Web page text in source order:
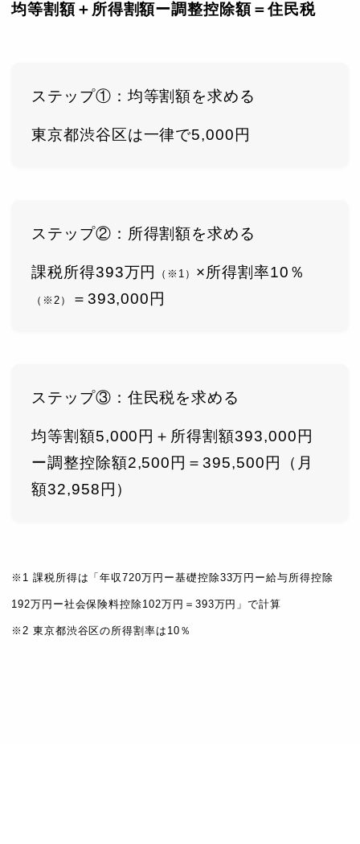
均等割額＋所得割額ー調整控除額＝住民税
ステップ①：均等割額を求める
東京都渋谷区は一律で5,000円
ステップ②：所得割額を求める
課税所得393万円 （※1） ×所得割率10％
（※2） ＝393,000円
ステップ③：住民税を求める
均等割額5,000円＋所得割額393,000円
ー調整控除額2,500円＝395,500円（月
額32,958円）
※1 課税所得は「年収720万円ー基礎控除33万円ー給与所得控除
192万円ー社会保険料控除102万円＝393万円」で計算
※2 東京都渋谷区の所得割率は10％